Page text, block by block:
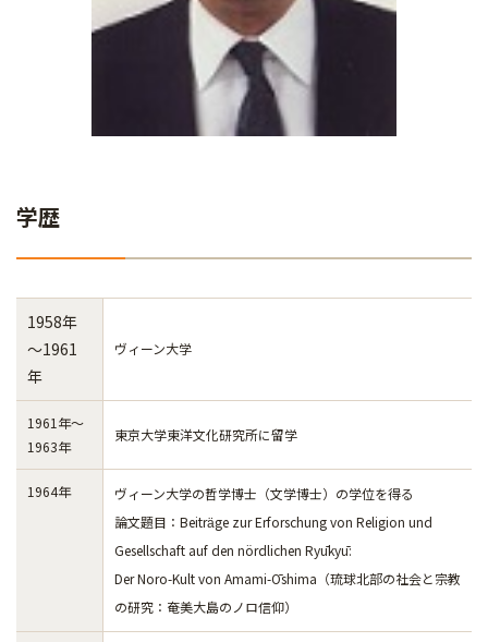
学歴
1958年
～1961
年
ヴィーン大学
1961年～
1963年
東京大学東洋文化研究所に留学
1964年
ヴィーン大学の哲学博士（文学博士）の学位を得る
論文題目：Beitrӓge zur Erforschung von Religion und
Gesellschaft auf den nördlichen Ryūkyū:
Der Noro-Kult von Amami-Ōshima（琉球北部の社会と宗教
の研究：奄美大島のノロ信仰）